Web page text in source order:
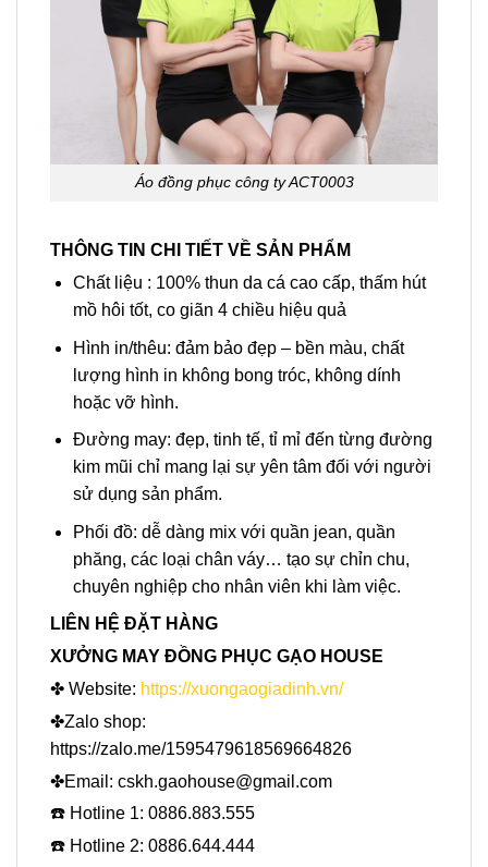
Áo đồng phục công ty ACT0003
THÔNG TIN CHI TIẾT VỀ SẢN PHẨM
Chất liệu : 100% thun da cá cao cấp, thấm hút
mồ hôi tốt, co giãn 4 chiều hiệu quả
Hình in/thêu: đảm bảo đẹp – bền màu, chất
lượng hình in không bong tróc, không dính
hoặc vỡ hình.
Đường may: đẹp, tinh tế, tỉ mỉ đến từng đường
kim mũi chỉ mang lại sự yên tâm đối với người
sử dụng sản phẩm.
Phối đồ: dễ dàng mix với quần jean, quần
phăng, các loại chân váy… tạo sự chỉn chu,
chuyên nghiệp cho nhân viên khi làm việc.
LIÊN HỆ ĐẶT HÀNG
XƯỞNG MAY ĐỒNG PHỤC GẠO HOUSE
✤ Website: https://xuongaogiadinh.vn/
✤Zalo shop:
https://zalo.me/1595479618569664826
✤Email: cskh.gaohouse@gmail.com
☎️ Hotline 1: 0886.883.555
☎️ Hotline 2: 0886.644.444